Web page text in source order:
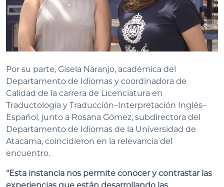
Por su parte, Gisela Naranjo, académica del
Departamento de Idiomas y coordinadora de
Calidad de la carrera de Licenciatura en
Traductología y Traducción–Interpretación Inglés–
Español, junto a Rosana Gómez, subdirectora del
Departamento de Idiomas de la Universidad de
Atacama, coincidieron en la relevancia del
encuentro.
“Esta instancia nos permite conocer y contrastar las